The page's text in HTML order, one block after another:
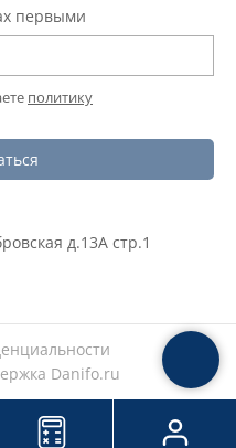
первыми
политику
д.13А стр.1
Danifo.ru